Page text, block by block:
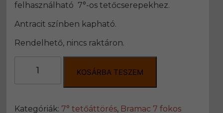
felhasználható 7°-os tetőcserepekhez.
Antracit színben kapható.
Rendelhető, nincs raktáron.
alapcserép
Bramac
os
KOSÁRBA TESZEM
Kategóriák: 7° tetőáttörés, Bramac 7 fokos